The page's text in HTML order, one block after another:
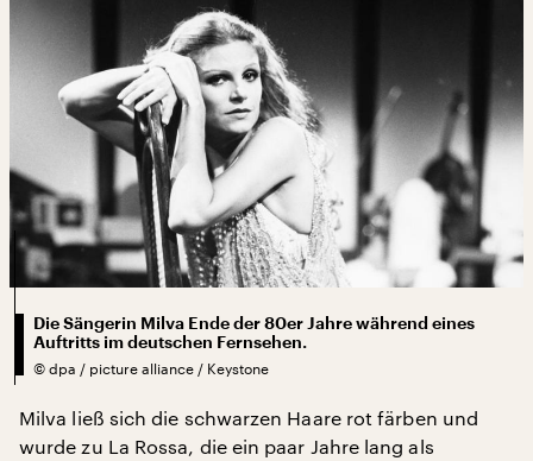
Die Sängerin Milva Ende der 80er Jahre während eines
Auftritts im deutschen Fernsehen.
© dpa / picture alliance / Keystone
Milva ließ sich die schwarzen Haare rot färben und
wurde zu La Rossa, die ein paar Jahre lang als